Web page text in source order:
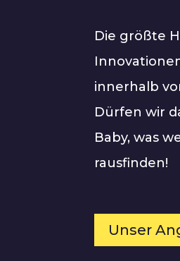
Die größte
innerhalb
Dürfen wir
Baby, was
rausfinden!
Unser